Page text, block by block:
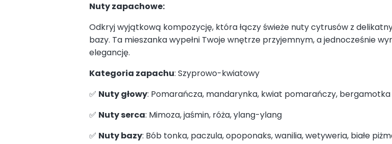
Nuty zapachowe:
Odkryj wyjątkową kompozycję, która łączy świeże nuty cytrusów z
bazy. Ta mieszanka wypełni Twoje wnętrze przyjemnym, a jednocześnie
elegancję.
Kategoria zapachu: Szyprowo-kwiatowy
✅ Nuty głowy: Pomarańcza, mandarynka, kwiat pomarańczy, bergamotka
✅ Nuty serca: Mimoza, jaśmin, róża, ylang-ylang
✅ Nuty bazy: Bób tonka, paczula, opoponaks, wanilia, wetyweria, białe